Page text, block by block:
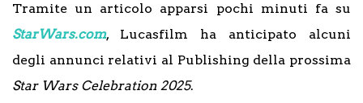
Tramite un articolo apparsi pochi minuti fa su
StarWars.com, Lucasfilm ha anticipato alcuni
degli annunci relativi al Publishing della prossima
Star Wars Celebration 2025.